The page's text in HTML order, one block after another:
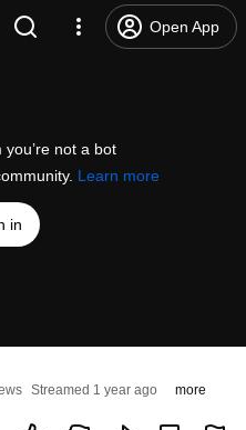
Open App
not a bot
Learn more
in
Streamed 1 year ago more